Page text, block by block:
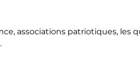
associations patriotiques,